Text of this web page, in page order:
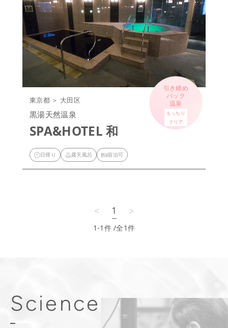
引き締め
パック
温泉
もっちり
クリア
東京都 ＞ 大田区
黒湯天然温泉
SPA&HOTEL 和
日帰り 露天風呂 宿泊可
< 1 >
1-1 件 /全1件
Science